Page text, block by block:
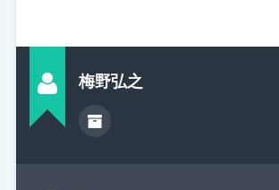
梅野弘之